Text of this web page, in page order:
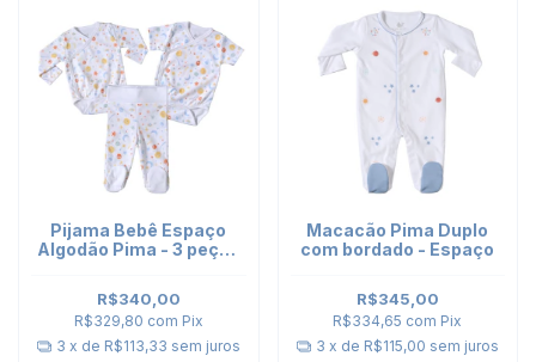
Pijama Bebê Espaço
Algodão Pima - 3 peças
R$340,00
R$329,80 com Pix
3 x de R$113,33 sem juros
Macacão Pima Duplo
com bordado - Espaço
R$345,00
R$334,65 com Pix
3 x de R$115,00 sem juros